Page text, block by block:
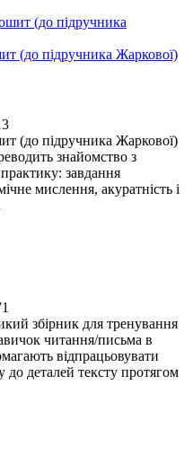
(до підручника Жаркової)
(до підручника Жаркової)
знайомство з
завдання
мислення, акуратність і
збірник для тренування
читання/письма в
відпрацьовувати
деталей тексту протягом